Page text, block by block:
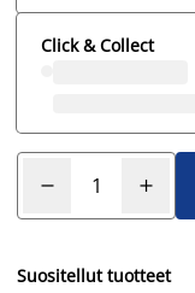
Click & Collect
Suositellut tuotteet